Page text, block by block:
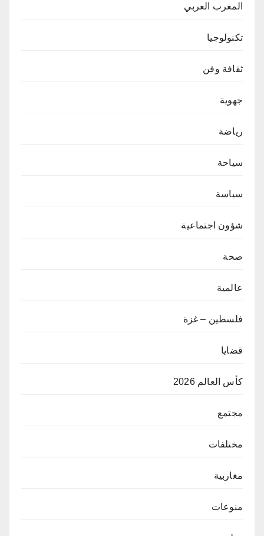
المغرب العربي
تكنولوجيا
ثقافة وفن
جهوية
رياضة
سياحة
سياسة
شؤون اجتماعية
صحة
عالمية
فلسطين – غزة
قضايا
كأس العالم 2026
مجتمع
مختلفات
مغاربية
منوعات